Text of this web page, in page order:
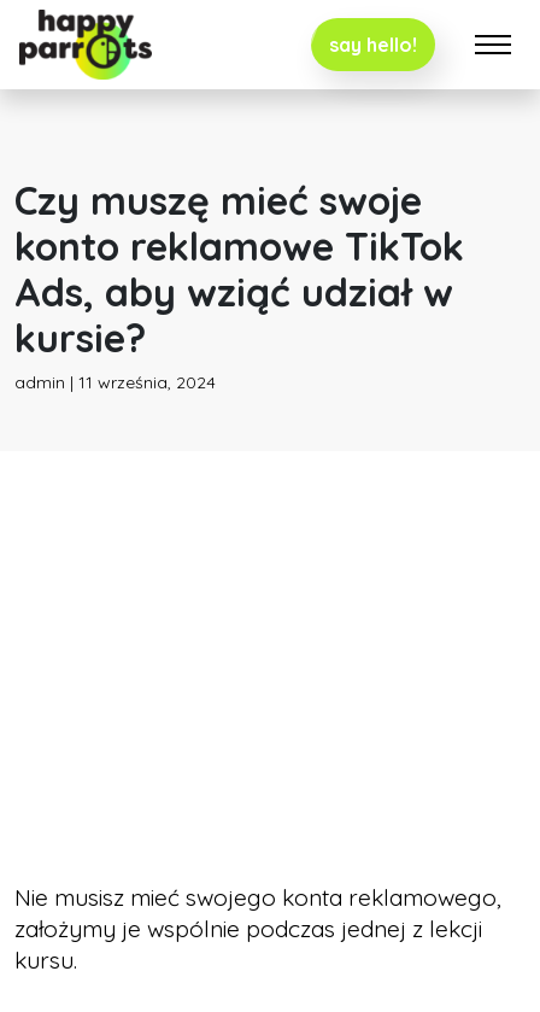
say hello!
Czy muszę mieć swoje
konto reklamowe TikTok
Ads, aby wziąć udział w
kursie?
admin | 11 września, 2024
Nie musisz mieć swojego konta reklamowego,
założymy je wspólnie podczas jednej z lekcji
kursu.